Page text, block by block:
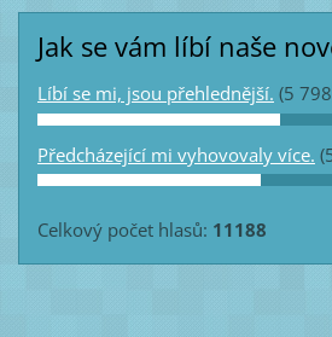
Jak se vám líbí naše
Líbí se mi, jsou přehlednější. (5
Předcházející mi vyhovovaly více.
Celkový počet hlasů: 11188